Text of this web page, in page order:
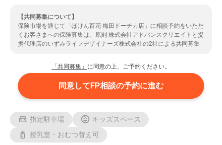
【共同募集について】
保険市場を通じて「ほけん百花 梅田ドーチカ店」に相談予約をいただ
くお客さまへの保険募集は、原則 株式会社アドバンスクリエイトと提
携代理店のいずみライフデザイナーズ株式会社の2社による共同募集
ザイナーズ株式会社に提供されます。ご了承いただいた上で、ご予約
のお手続きをいただきますようお願いいたします。いずみライフデザ
イナーズ株式会社の取扱保険会社についてはこちらよりご確認くださ
い。
「共同募集」 に同意の上、ご予約ください。
同意してFP相談の予約に進む
指定駐車場
キッズスペース
授乳室・おむつ替え可